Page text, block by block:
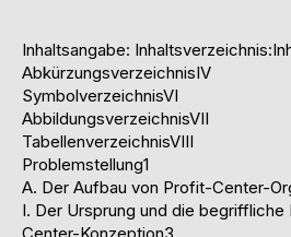
Inhaltsangabe:
AbkürzungsverzeichnisIV
SymbolverzeichnisVI
AbbildungsverzeichnisVII
TabellenverzeichnisVIII
Problemstellung1
A. Der Aufbau von Profit-Center-
I. Der Ursprung und die